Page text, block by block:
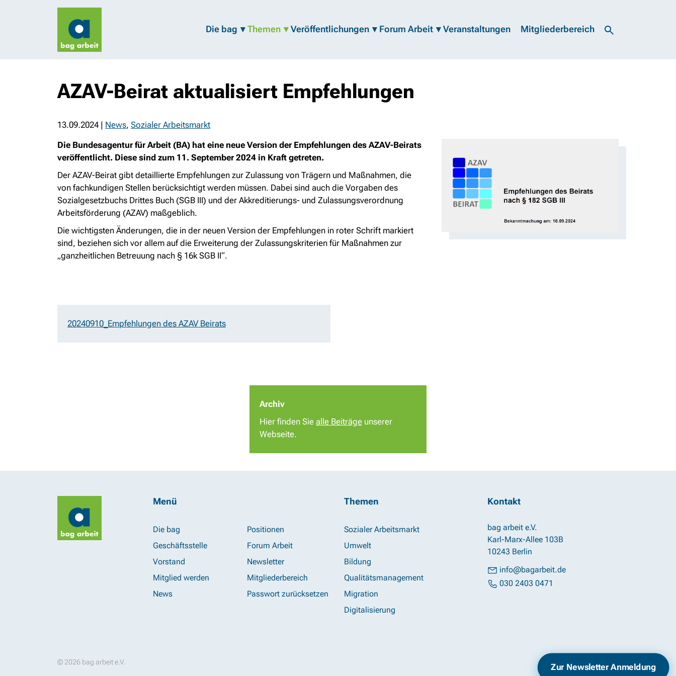
Die bag Themen Veröffentlichungen Forum Arbeit Veranstaltungen Mitgliederbereich
AZAV-Beirat aktualisiert Empfehlungen
13.09.2024 | News, Sozialer Arbeitsmarkt
Die Bundesagentur für Arbeit (BA) hat eine neue Version der Empfehlungen des AZAV-Beirats
veröffentlicht. Diese sind zum 11. September 2024 in Kraft getreten.
Der AZAV-Beirat gibt detaillierte Empfehlungen zur Zulassung von Trägern und Maßnahmen, die
von fachkundigen Stellen berücksichtigt werden müssen. Dabei sind auch die Vorgaben des
Sozialgesetzbuchs Drittes Buch (SGB III) und der Akkreditierungs- und Zulassungsverordnung
Arbeitsförderung (AZAV) maßgeblich.
Die wichtigsten Änderungen, die in der neuen Version der Empfehlungen in roter Schrift markiert
sind, beziehen sich vor allem auf die Erweiterung der Zulassungskriterien für Maßnahmen zur
„ganzheitlichen Betreuung nach § 16k SGB II“.
20240910_Empfehlungen des AZAV Beirats
Archiv
Hier finden Sie alle Beiträge unserer
Webseite.
Menü
Die bag
Geschäftsstelle
Vorstand
Mitglied werden
News
Positionen
Forum Arbeit
Newsletter
Mitgliederbereich
Passwort zurücksetzen
Themen
Sozialer Arbeitsmarkt
Umwelt
Bildung
Qualitätsmanagement
Migration
Digitalisierung
Kontakt
bag arbeit e.V.
Karl-Marx-Allee 103B
10243 Berlin
info@bagarbeit.de
030 2403 0471
© 2026 bag arbeit e.V. Impressum Datenschutz
Zur Newsletter Anmeldung